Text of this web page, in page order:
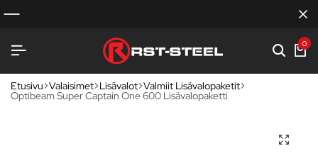
0
Etusivu Valaisimet Lisävalot Valmiit Lisävalopaketit
Optibeam Super Captain One 600 Lisävalopaketti